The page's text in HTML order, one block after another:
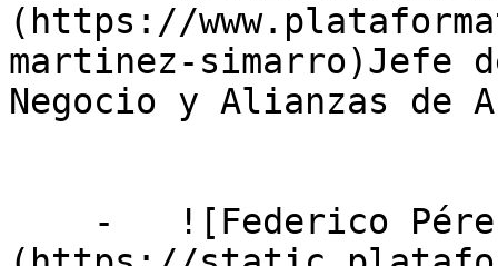
(https://
martinez-simarro)Jefe
Negocio y Alianzas de